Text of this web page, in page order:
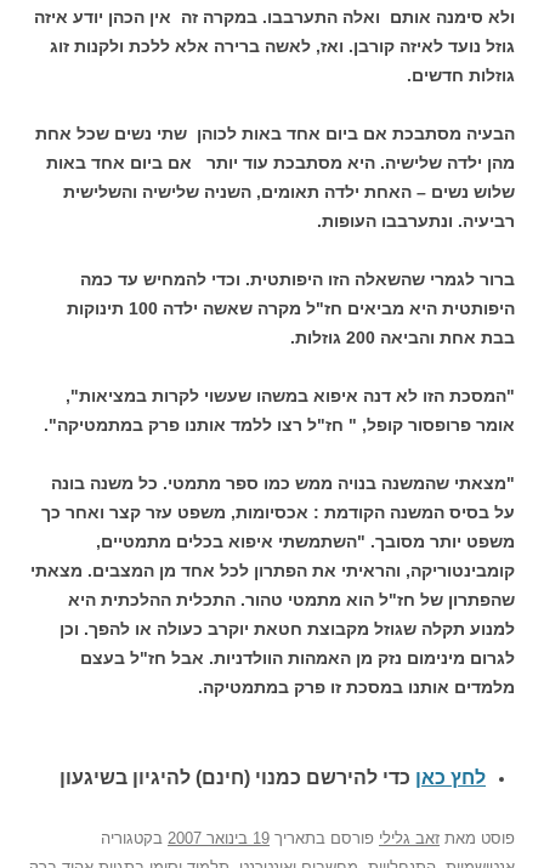
ולא סימנה אותם ואלה התערבבו. במקרה זה אין הכהן יודע איזה
גוזל נועד לאיזה קורבן. ואז, לאשה ברירה אלא ללכת ולקנות זוג
גוזלות חדשים.
הבעיה מסתבכת אם ביום אחד באות לכוהן שתי נשים שכל אחת
מהן ילדה שלישיה. היא מסתבכת עוד יותר אם ביום אחד באות
שלוש נשים – האחת ילדה תאומים, השניה שלישיה והשלישית
רביעיה. ונתערבבו העופות.
ברור לגמרי שהשאלה הזו היפותטית. וכדי להמחיש עד כמה
היפותטית היא מביאים חז"ל מקרה שאשה ילדה 100 תינוקות
בבת אחת והביאה 200 גוזלות.
"המסכת הזו לא דנה איפוא במשהו שעשוי לקרות במציאות",
אומר פרופסור קופל, " חז"ל רצו ללמד אותנו פרק במתמטיקה".
"מצאתי שהמשנה בנויה ממש כמו ספר מתמטי. כל משנה בונה
על בסיס המשנה הקודמת : אכסיומות, משפט עזר קצר ואחר כך
משפט יותר מסובך. "השתמשתי איפוא בכלים מתמטיים,
קומבינטוריקה, והראיתי את הפתרון לכל אחד מן המצבים. מצאתי
שהפתרון של חז"ל הוא מתמטי טהור. התכלית ההלכתית היא
למנוע תקלה שגוזל מקבוצת חטאת יוקרב כעולה או להפך. וכן
לגרום מינימום נזק מן האמהות הוולדניות. אבל חז"ל בעצם
מלמדים אותנו במסכת זו פרק במתמטיקה.
לחץ כאן כדי להירשם כמנוי (חינם) להיגיון בשיגעון
פוסט מאת זאב גלילי פורסם בתאריך 19 בינואר 2007
בקטגוריה